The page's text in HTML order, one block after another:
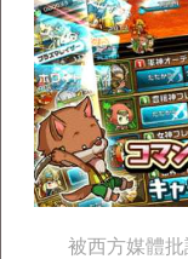
被西方媒體